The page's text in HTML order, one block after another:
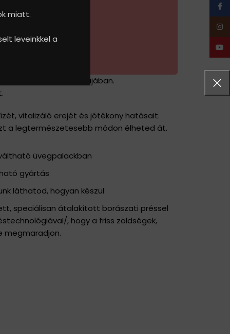
miatt.
leveinkkel a
legtisztább, élő formájában.
vitalizáló erejét és jótékony hatásait.
a legtermészetesebb módon élheted át.
üvegpalackban
gyártás
láthatod, hogyan készül
speciálisan átalakított borászati préssel
, hogy a friss zöldségek,
megmaradjon.